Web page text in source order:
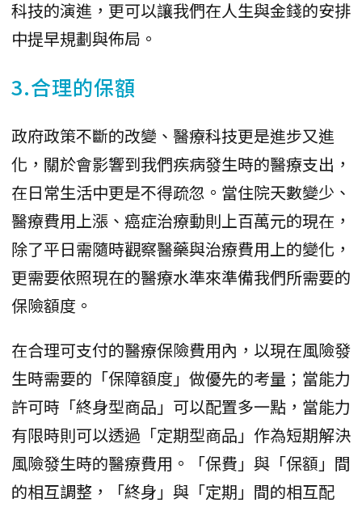
科技的演進，更可以讓我們在人生與金錢的安排
中提早規劃與佈局。
3.合理的保額
政府政策不斷的改變、醫療科技更是進步又進
化，關於會影響到我們疾病發生時的醫療支出，
在日常生活中更是不得疏忽。當住院天數變少、
醫療費用上漲、癌症治療動則上百萬元的現在，
除了平日需隨時觀察醫藥與治療費用上的變化，
更需要依照現在的醫療水準來準備我們所需要的
保險額度。
在合理可支付的醫療保險費用內，以現在風險發
生時需要的「保障額度」做優先的考量；當能力
許可時「終身型商品」可以配置多一點，當能力
有限時則可以透過「定期型商品」作為短期解決
風險發生時的醫療費用。「保費」與「保額」間
的相互調整，「終身」與「定期」間的相互配